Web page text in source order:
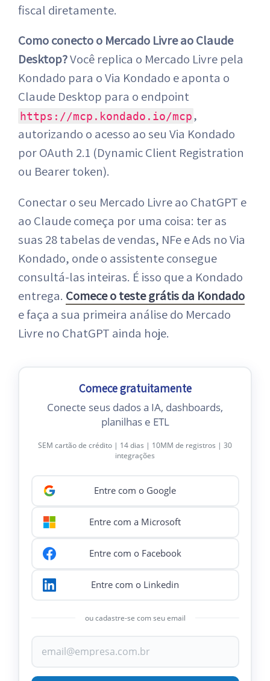
fiscal diretamente.
Como conecto o Mercado Livre ao Claude
Desktop?Você replica o Mercado Livre pela
Kondado para o Via Kondado e aponta o
Claude Desktop para o endpoint
https://mcp.kondado.io/mcp,
autorizando o acesso ao seu Via Kondado
por OAuth 2.1 (Dynamic Client Registration
ou Bearer token).
Conectar o seu Mercado Livre ao ChatGPT e
ao Claude começa por uma coisa: ter as
suas 28 tabelas de vendas, NFe e Ads no Via
Kondado, onde o assistente consegue
consultá-las inteiras. É isso que a Kondado
entrega. Comece o teste grátis da Kondado
e faça a sua primeira análise do Mercado
Livre no ChatGPT ainda hoje.
Comece gratuitamente
Conecte seus dados a IA, dashboards,
planilhas e ETL
SEM cartão de crédito | 14 dias | 10MM de registros | 30
integrações
Entre com o Google
Entre com a Microsoft
Entre com o Facebook
Entre com o Linkedin
ou cadastre-se com seu email